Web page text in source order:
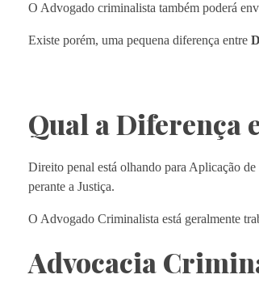
O Advogado criminalista também poderá
Existe porém, uma pequena diferença entre
Qual a
Direito penal está olhando para Aplicação
perante a Justiça.
O Advogado Criminalista está geralmente
Advocacia